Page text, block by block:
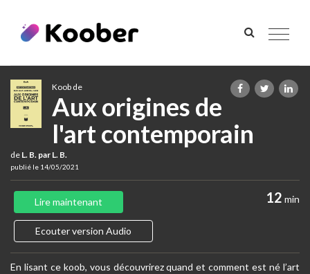
Toggle
Koob de
Aux origines de
l'art contemporain
de L. B. par L. B.
publié le 14/05/2021
12 min
Lire maintenant
Ecouter version Audio
En lisant ce koob, vous découvrirez quand et comment est né l’art